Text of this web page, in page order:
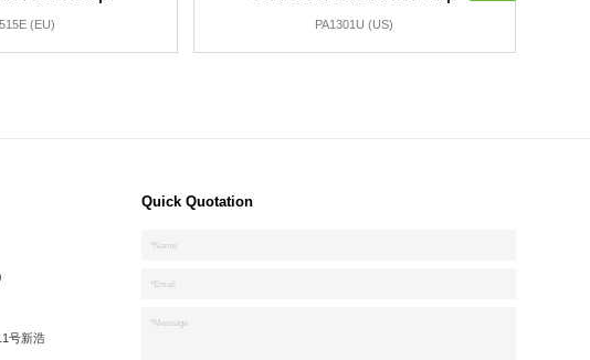
(EU) PA1301U (US)
号新浩
Quick Quotation